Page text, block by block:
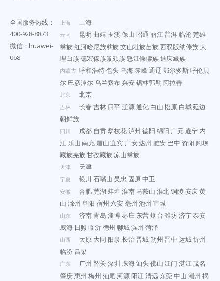
全国服务热线：
400-928-8873
微信：huawei-
068
上海 上海
云南 昆明 曲靖 玉溪保山 昭通 丽江普洱临沧楚雄
彝族红河哈尼族彝族文山壮族苗族西双版纳傣族 大
理白族德宏傣族景颇族怒江傈僳族迪庆藏族
内蒙古 呼和浩特包头乌海赤峰通辽 鄂尔多斯呼伦贝
尔 巴彦淖尔乌兰察布 兴安锡林郭勒 阿拉善
北京 北京
吉林 长春 吉林 四平辽源通化 白山 松原 白城延边
朝鲜族
四川 成都 自贡攀枝花泸州 德阳 绵阳 广元遂宁 内
江 乐山 南充 眉山 宜宾 广安达州 雅安 巴中 资阳 阿坝
藏族羌族甘孜藏族凉山彝族
天津 天津
宁夏 银川 石嘴山 吴忠 固原中卫
安徽 合肥芜湖 蚌埠淮南马鞍山 淮北铜陵 安庆黄
山 滁州 阜阳 宿州 六安亳州 池州 宣城
山东 济南青岛 淄博枣庄 东营烟台 潍坊济宁泰安
威海 日照 临沂德州 聊城滨州 菏泽
山西 太原 大同 阳泉 长治晋城朔州 晋中 运城忻州
临汾 吕梁
广东 广州 韶关 深圳 珠海汕头佛山 江门 湛江 茂名
肇庆惠州 梅州 汕尾 河源阳江清远 东莞中山 潮州 揭